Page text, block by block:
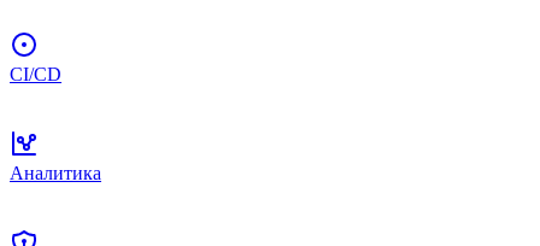
CI/CD
Аналитика